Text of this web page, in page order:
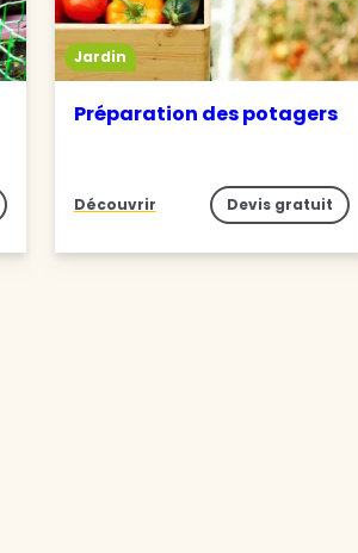
Jardin
Préparation des potagers
Découvrir Devis gratuit